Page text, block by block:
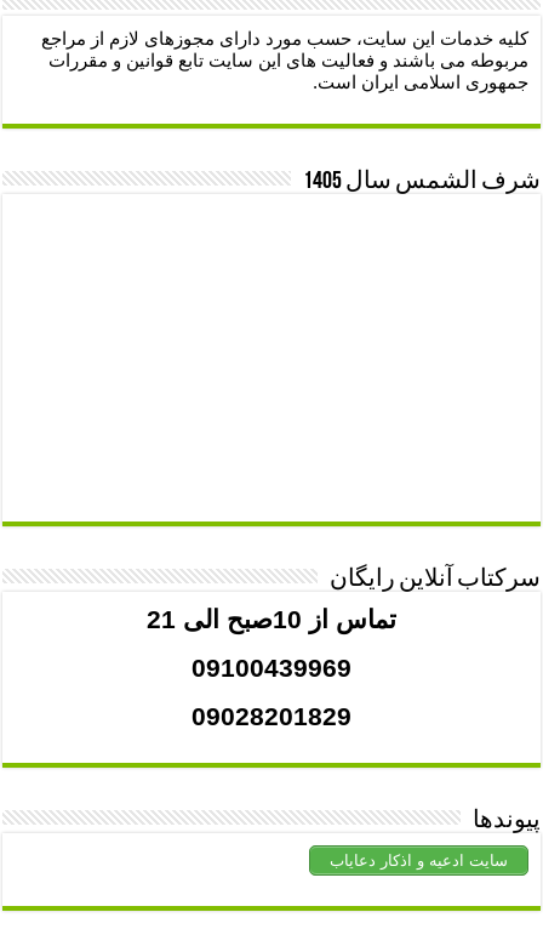
کلیه خدمات این سایت، حسب مورد دارای مجوزهای لازم از مراجع
مربوطه می باشند و فعالیت های این سایت تابع قوانین و مقررات
جمهوری اسلامی ایران است.
شرف الشمس سال 1405
سرکتاب آنلاین رایگان
تماس از 10صبح الی 21
09100439969
09028201829
پیوندها
سایت ادعیه و اذکار دعایاب